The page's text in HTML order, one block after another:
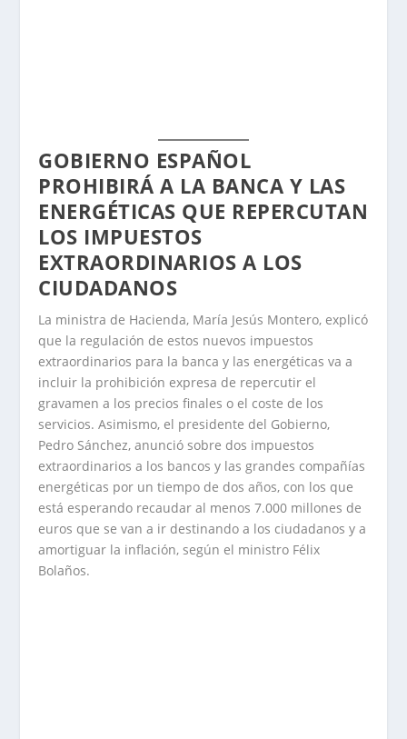
GOBIERNO ESPAÑOL
PROHIBIRÁ A LA BANCA Y LAS
ENERGÉTICAS QUE REPERCUTAN
LOS IMPUESTOS
EXTRAORDINARIOS A LOS
CIUDADANOS
La ministra de Hacienda, María Jesús Montero, explicó
que la regulación de estos nuevos impuestos
extraordinarios para la banca y las energéticas va a
incluir la prohibición expresa de repercutir el
gravamen a los precios finales o el coste de los
servicios. Asimismo, el presidente del Gobierno,
Pedro Sánchez, anunció sobre dos impuestos
extraordinarios a los bancos y las grandes compañías
energéticas por un tiempo de dos años, con los que
está esperando recaudar al menos 7.000 millones de
euros que se van a ir destinando a los ciudadanos y a
amortiguar la inflación, según el ministro Félix
Bolaños.